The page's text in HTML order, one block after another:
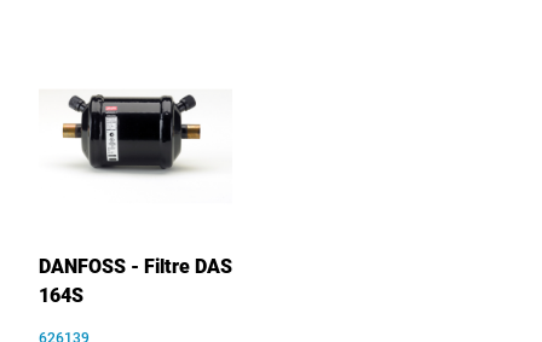
DANFOSS - Filtre DAS
164S
626139